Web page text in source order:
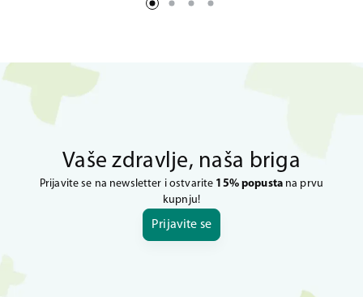
Vaše zdravlje, naša briga
Prijavite se na newsletter i ostvarite 15% popustana prvu
kupnju!
Prijavite se